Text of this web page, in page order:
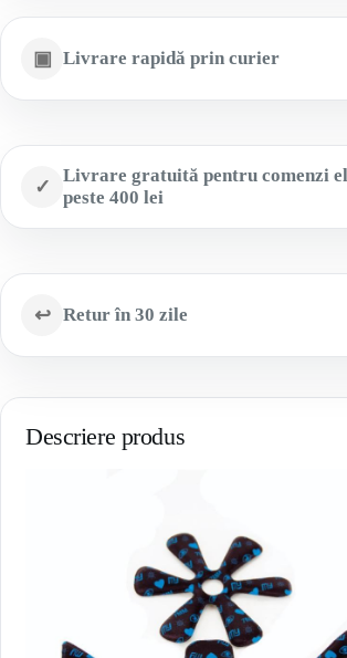
▣ Livrare rapidă prin curier
✓
Livrare gratuită pentru comenzi
peste 400 lei
↩ Retur în 30 zile
Descriere produs